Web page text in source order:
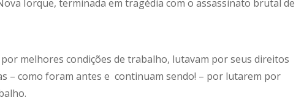
Iorque, terminada em tragédia com o assassinato brutal de
melhores condições de trabalho, lutavam por seus direitos
– como foram antes e continuam sendo! – por lutarem por